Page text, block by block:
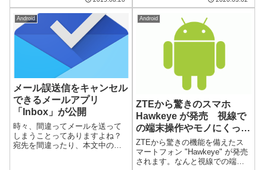
す。圧力を感知できるタッチパ
ネル "Force Touch"を搭載してい
ますので、筆圧を計測すること
も可能なの...
ック画面で操作できるようにし
ックグラウンドで55％もバッテ
リーを食っているSonosアプリ最
Android
メール誤送信をキャンセル
できるメールアプリ
「Inbox」が公開
時々、間違ってメールを送って
しまうことってありますよね？
宛先を間違ったり、本文中の日
Android
ZTEから驚きのスマホ
Hawkeye が発売 視線で
の端末操作やモノにくっつ
けることが可能
ZTEから驚きの機能を備えたス
マートフォン "Hawkeye" が発売
されます。なんと視線での端末